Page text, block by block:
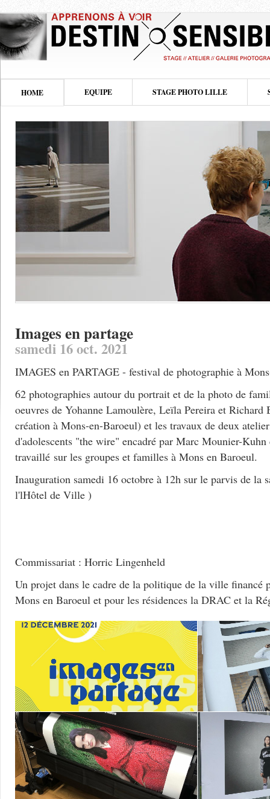
HOME EQUIPE STAGE PHOTO LILLE
Images en partage
samedi 16 oct. 2021
IMAGES en PARTAGE - festival de photographie à
62 photographies autour du portrait et de la photo de
oeuvres de Yohanne Lamoulère, Leïla Pereira et Richard
création à Mons-en-Baroeul) et les travaux de deux
d'adolescents "the wire" encadré par Marc Mounier-Kuhn
travaillé sur les groupes et familles à Mons en Baroeul.
Inauguration samedi 16 octobre à 12h sur le parvis de la
l'lHôtel de Ville )
Commissariat : Horric Lingenheld
Un projet dans le cadre de la politique de la ville financé
Mons en Baroeul et pour les résidences la DRAC et la